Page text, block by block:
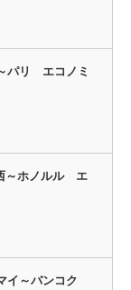
パリ エコノミ
～ホノルル エ
イ～バンコク